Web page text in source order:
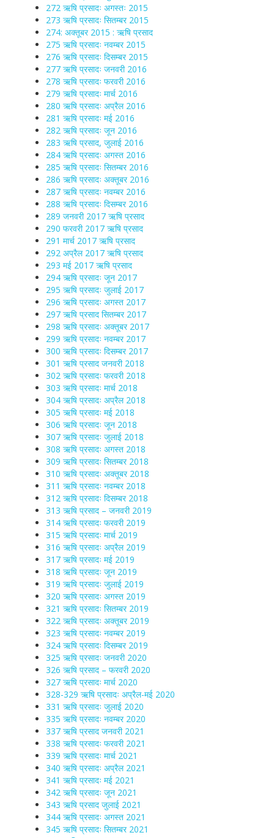
272 ऋषि प्रसादः अगस्तः 2015
273 ऋषि प्रसादः सितम्बर 2015
274: अक्तूबर 2015 : ऋषि प्रसाद
275 ऋषि प्रसादः नवम्बर 2015
276 ऋषि प्रसादः दिसम्बर 2015
277 ऋषि प्रसादः जनवरी 2016
278 ऋषि प्रसादः फरवरी 2016
279 ऋषि प्रसादः मार्च 2016
280 ऋषि प्रसादः अप्रैल 2016
281 ऋषि प्रसादः मई 2016
282 ऋषि प्रसादः जून 2016
283 ऋषि प्रसाद, जुलाई 2016
284 ऋषि प्रसादः अगस्त 2016
285 ऋषि प्रसादः सितम्बर 2016
286 ऋषि प्रसादः अक्तूबर 2016
287 ऋषि प्रसादः नवम्बर 2016
288 ऋषि प्रसादः दिसम्बर 2016
289 जनवरी 2017 ऋषि प्रसाद
290 फरवरी 2017 ऋषि प्रसाद
291 मार्च 2017 ऋषि प्रसाद
292 अप्रैल 2017 ऋषि प्रसाद
293 मई 2017 ऋषि प्रसाद
294 ऋषि प्रसादः जून 2017
295 ऋषि प्रसादः जुलाई 2017
296 ऋषि प्रसादः अगस्त 2017
297 ऋषि प्रसाद सितम्बर 2017
298 ऋषि प्रसादः अक्तूबर 2017
299 ऋषि प्रसादः नवम्बर 2017
300 ऋषि प्रसादः दिसम्बर 2017
301 ऋषि प्रसाद जनवरी 2018
302 ऋषि प्रसादः फरवरी 2018
303 ऋषि प्रसादः मार्च 2018
304 ऋषि प्रसादः अप्रैल 2018
305 ऋषि प्रसादः मई 2018
306 ऋषि प्रसादः जून 2018
307 ऋषि प्रसादः जुलाई 2018
308 ऋषि प्रसादः अगस्त 2018
309 ऋषि प्रसादः सितम्बर 2018
310 ऋषि प्रसादः अक्तूबर 2018
311 ऋषि प्रसादः नवम्बर 2018
312 ऋषि प्रसादः दिसम्बर 2018
313 ऋषि प्रसाद – जनवरी 2019
314 ऋषि प्रसादः फरवरी 2019
315 ऋषि प्रसादः मार्च 2019
316 ऋषि प्रसादः अप्रैल 2019
317 ऋषि प्रसादः मई 2019
318 ऋषि प्रसादः जून 2019
319 ऋषि प्रसादः जुलाई 2019
320 ऋषि प्रसादः अगस्त 2019
321 ऋषि प्रसादः सितम्बर 2019
322 ऋषि प्रसादः अक्तूबर 2019
323 ऋषि प्रसादः नवम्बर 2019
324 ऋषि प्रसादः दिसम्बर 2019
325 ऋषि प्रसादः जनवरी 2020
326 ऋषि प्रसाद – फरवरी 2020
327 ऋषि प्रसादः मार्च 2020
328-329 ऋषि प्रसादः अप्रैल-मई 2020
331 ऋषि प्रसादः जुलाई 2020
335 ऋषि प्रसादः नवम्बर 2020
337 ऋषि प्रसाद जनवरी 2021
338 ऋषि प्रसादः फरवरी 2021
339 ऋषि प्रसादः मार्च 2021
340 ऋषि प्रसादः अप्रैल 2021
341 ऋषि प्रसादः मई 2021
342 ऋषि प्रसादः जून 2021
343 ऋषि प्रसाद जुलाई 2021
344 ऋषि प्रसादः अगस्त 2021
345 ऋषि प्रसादः सितम्बर 2021